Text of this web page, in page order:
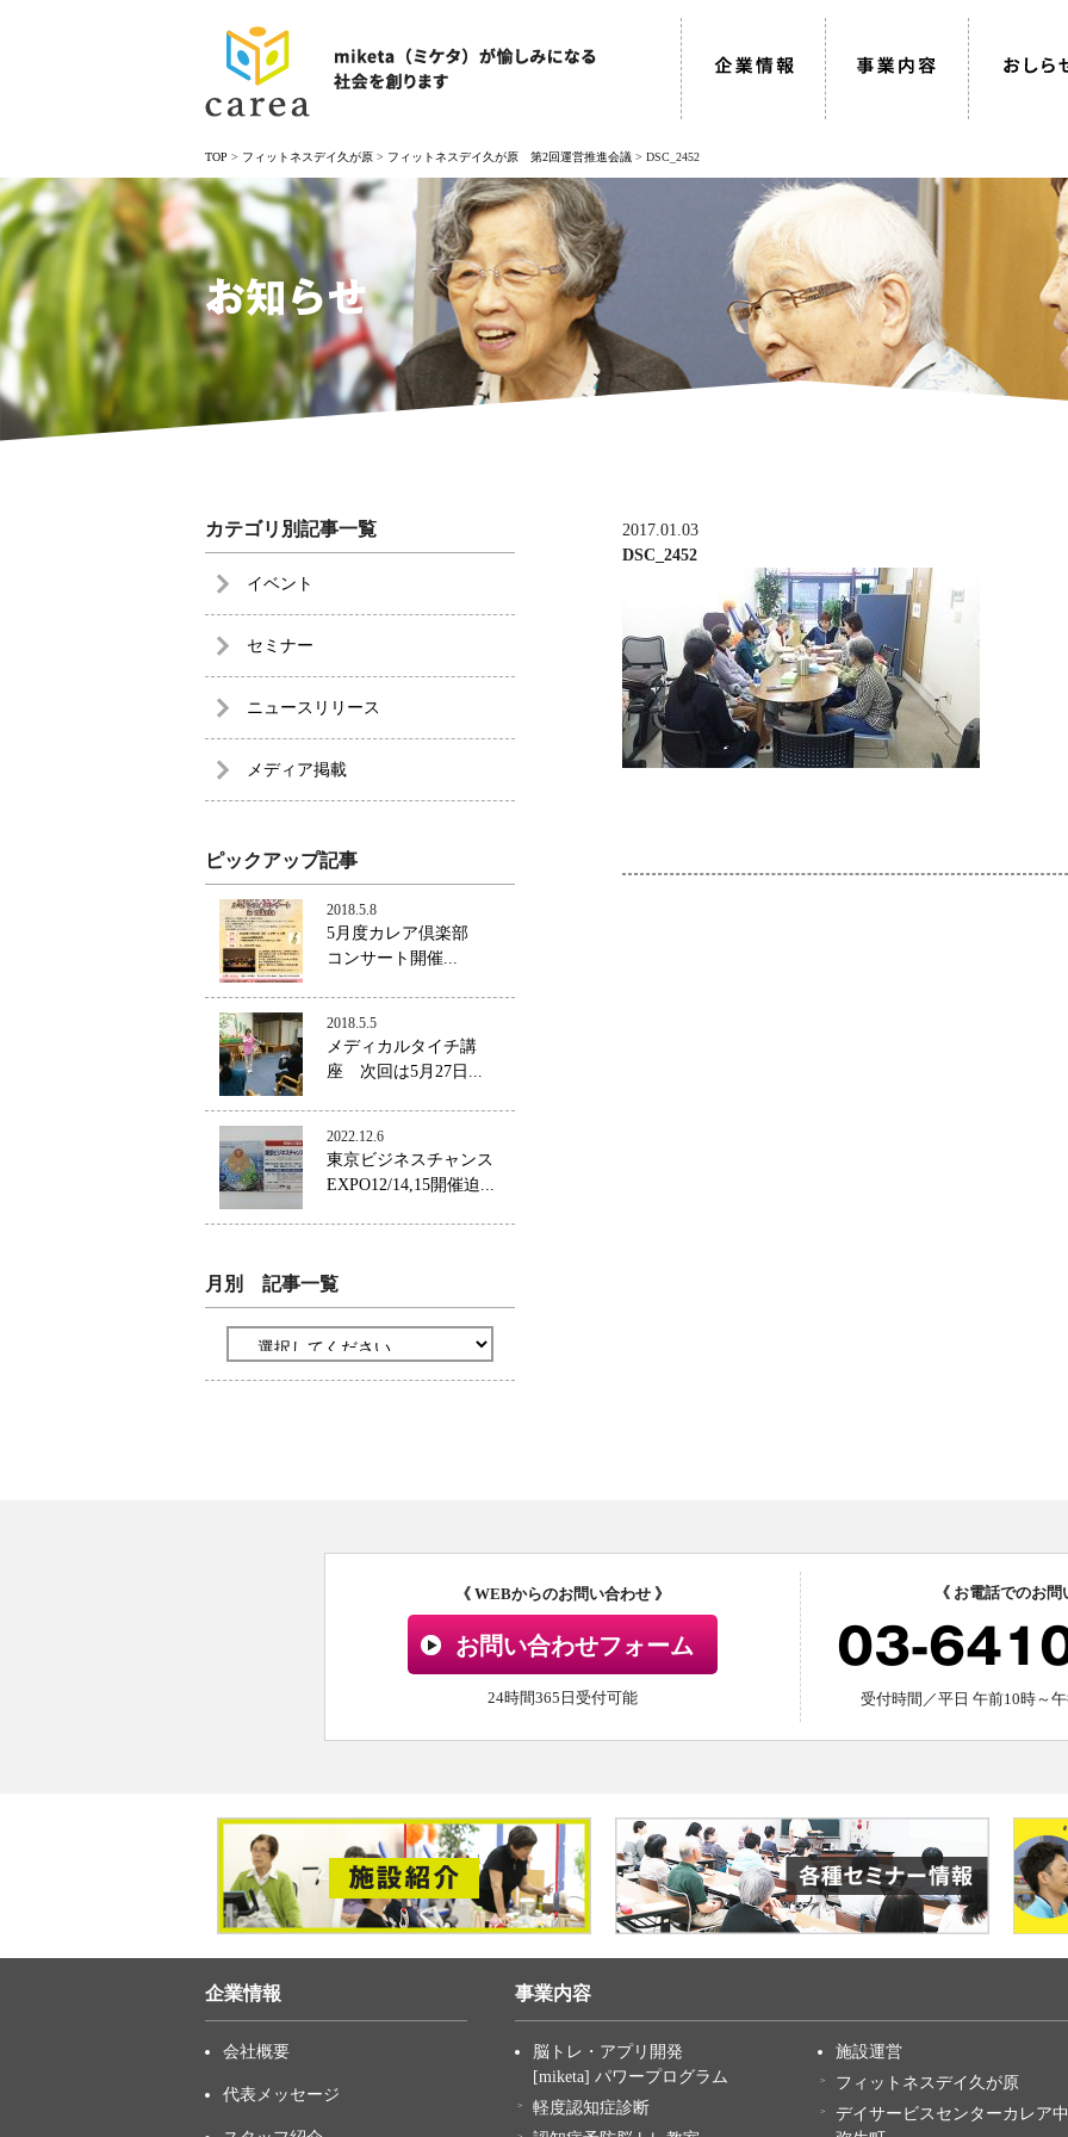
TOP > フィットネスデイ久が原 > フィットネスデイ久が原 第2回運営推進会議 > DSC_2452
お知らせ
2017.01.03
DSC_2452
カテゴリ別記事一覧
イベント
セミナー
ニュースリリース
メディア掲載
ピックアップ記事
2018.5.8
5月度カレア倶楽部
コンサート開催...
2018.5.5
メディカルタイチ講
座 次回は5月27日...
2022.12.6
東京ビジネスチャンス
EXPO12/14,15開催迫...
月別 記事一覧
《 WEBからのお問い合わせ 》
お問い合わせフォーム
24時間365日受付可能
《 お電話でのお問
03-
受付時間／平日 午前10時～午
企業情報
会社概要
代表メッセージ
事業内容
脳トレ・アプリ開発
[miketa] パワープログラム
軽度認知症診断
施設運営
フィットネスデイ久が原
デイサービスセンターカレア